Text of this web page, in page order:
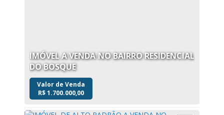
IMÓVEL A VENDA NO BAIRRO RESIDENCIAL
DO BOSQUE
R$1.700.000,00
Valor de Venda